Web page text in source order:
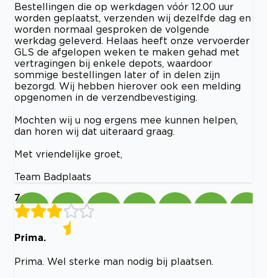
Bestellingen die op werkdagen vóór 12.00 uur
worden geplaatst, verzenden wij dezelfde dag en
worden normaal gesproken de volgende
werkdag geleverd. Helaas heeft onze vervoerder
GLS de afgelopen weken te maken gehad met
vertragingen bij enkele depots, waardoor
sommige bestellingen later of in delen zijn
bezorgd. Wij hebben hierover ook een melding
opgenomen in de verzendbevestiging.
Mochten wij u nog ergens mee kunnen helpen,
dan horen wij dat uiteraard graag.
Met vriendelijke groet,
Team Badplaats
7
Prima.
Prima. Wel sterke man nodig bij plaatsen.